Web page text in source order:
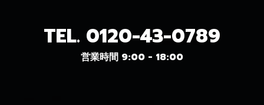
TEL. 0120-43-0789
営業時間 9:00 - 18:00